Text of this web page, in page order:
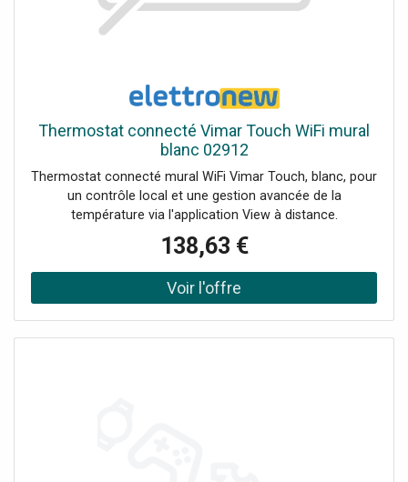
Thermostat connecté Vimar Touch WiFi mural
blanc 02912
Thermostat connecté mural WiFi Vimar Touch, blanc, pour
un contrôle local et une gestion avancée de la
température via l'application View à distance.
138,63 €